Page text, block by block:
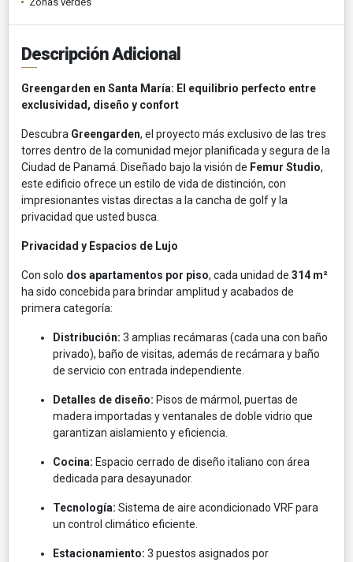
Descripción Adicional
Greengarden en Santa María: El equilibrio perfecto entre
exclusividad, diseño y confort
Descubra Greengarden, el proyecto más exclusivo de las tres
torres dentro de la comunidad mejor planificada y segura de la
Ciudad de Panamá. Diseñado bajo la visión de Femur Studio,
este edificio ofrece un estilo de vida de distinción, con
impresionantes vistas directas a la cancha de golf y la
privacidad que usted busca.
Privacidad y Espacios de Lujo
Con solo dos apartamentos por piso, cada unidad de 314 m²
ha sido concebida para brindar amplitud y acabados de
primera categoría:
Distribución: 3 amplias recámaras (cada una con baño
privado), baño de visitas, además de recámara y baño
de servicio con entrada independiente.
Detalles de diseño: Pisos de mármol, puertas de
madera importadas y ventanales de doble vidrio que
garantizan aislamiento y eficiencia.
Cocina: Espacio cerrado de diseño italiano con área
dedicada para desayunador.
Tecnología: Sistema de aire acondicionado VRF para
un control climático eficiente.
Estacionamiento: 3 puestos asignados por